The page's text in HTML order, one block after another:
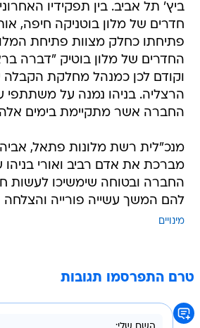
ביץ' תל אביב. בין תפקידיו
חדרים של מלון בוטניקה חיפה,
פתיחתו כחלק מצוות פתיחת
החדרים של מלון בוטיק "דברה
וקודם לכן כמנהל מחלקת הקבלה
הרצליה. בניהו נמנה על משתתפי
החברה אשר מתקיימת בימים
מנכ"לית רשת מלונות פתאל,
מברכת את אדם רביב ואורי
החברה ובטוחה שימשיכו לעשות
להם המשך עשייה פורייה והצלחה
מינויים
טרם התפרסמו תגובות